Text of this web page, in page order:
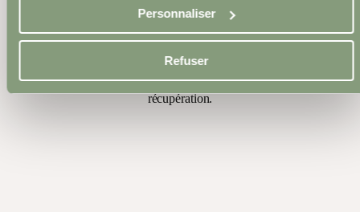
Personnaliser
Refuser
Suivi et conseils
L’équipe répond à vos
questions et accompagne votre
récupération.